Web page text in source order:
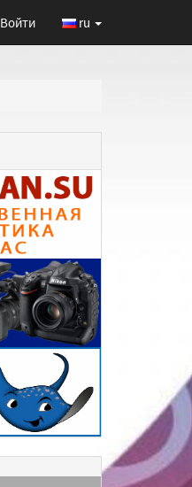
Войти ru